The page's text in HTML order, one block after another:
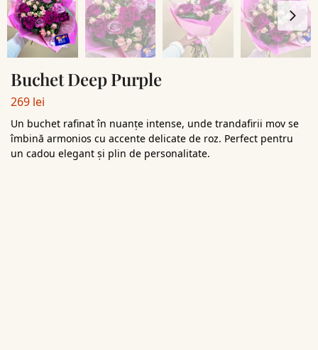
Buchet Deep Purple
269 lei
Un buchet rafinat în nuanțe intense, unde trandafirii mov se
îmbină armonios cu accente delicate de roz. Perfect pentru
un cadou elegant și plin de personalitate.